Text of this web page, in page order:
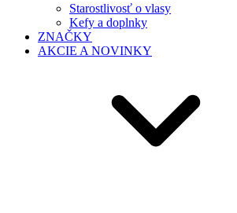
Starostlivosť o vlasy
Kefy a doplnky
ZNAČKY
AKCIE A NOVINKY